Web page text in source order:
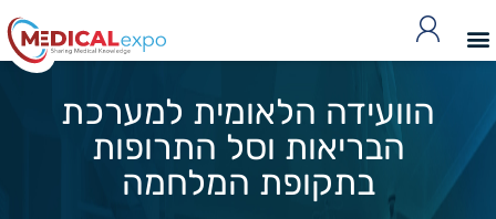
הוועידה הלאומית למערכת
הבריאות וסל התרופות
בתקופת המלחמה